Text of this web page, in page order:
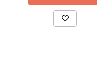
Solutii educative si
Sisaluri si Ansambluri de